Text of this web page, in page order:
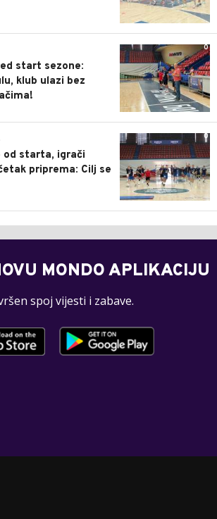
0
start sezone:
klub ulazi bez
0
od starta, igrači
priprema: Cilj se
MONDO APLIKACIJU
spoj vijesti i zabave.